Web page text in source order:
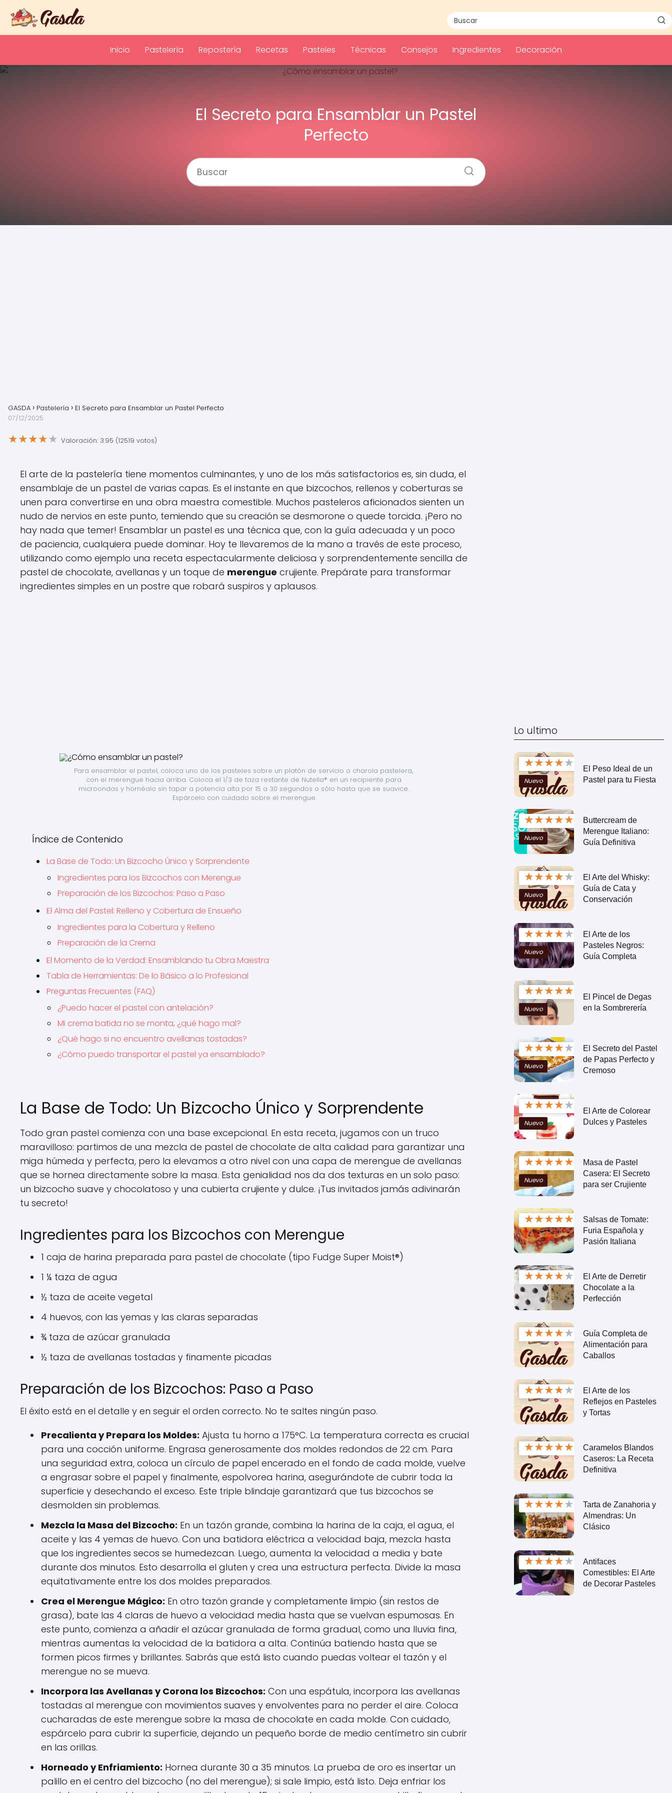
Inicio Pastelería Repostería Recetas Pasteles Técnicas Consejos Ingredientes Decoración
El Secreto para Ensamblar un Pastel
Perfecto
GASDA Pastelería
El Secreto para Ensamblar un Pastel Perfecto
07/12/2025
★★★★★ Valoración: 3.95 (12519 votos)
El arte de la pastelería tiene momentos culminantes, y uno de los más satisfactorios es, sin duda, el
ensamblaje de un pastel de varias capas. Es el instante en que bizcochos, rellenos y coberturas se
unen para convertirse en una obra maestra comestible. Muchos pasteleros aficionados sienten un
nudo de nervios en este punto, temiendo que su creación se desmorone o quede torcida. ¡Pero no
hay nada que temer! Ensamblar un pastel es una técnica que, con la guía adecuada y un poco
de paciencia, cualquiera puede dominar. Hoy te llevaremos de la mano a través de este proceso,
utilizando como ejemplo una receta espectacularmente deliciosa y sorprendentemente sencilla de
pastel de chocolate, avellanas y un toque de merengue crujiente. Prepárate para transformar
ingredientes simples en un postre que robará suspiros y aplausos.
Para ensamblar el pastel, coloca uno de los pasteles sobre un platón de servicio o charola pastelera,
con el merengue hacia arriba. Coloca el 1/3 de taza restante de Nutella® en un recipiente para
microondas y hornéalo sin tapar a potencia alta por 15 a 30 segundos o sólo hasta que se suavice.
Espárcelo con cuidado sobre el merengue.
Índice de Contenido
La Base de Todo: Un Bizcocho Único y Sorprendente
Ingredientes para los Bizcochos con Merengue
Preparación de los Bizcochos: Paso a Paso
El Alma del Pastel: Relleno y Cobertura de Ensueño
Ingredientes para la Cobertura y Relleno
Preparación de la Crema
El Momento de la Verdad: Ensamblando tu Obra Maestra
Tabla de Herramientas: De lo Básico a lo Profesional
Preguntas Frecuentes (FAQ)
¿Puedo hacer el pastel con antelación?
Mi crema batida no se monta, ¿qué hago mal?
¿Qué hago si no encuentro avellanas tostadas?
¿Cómo puedo transportar el pastel ya ensamblado?
La Base de Todo: Un Bizcocho Único y Sorprendente
Todo gran pastel comienza con una base excepcional. En esta receta, jugamos con un truco
maravilloso: partimos de una mezcla de pastel de chocolate de alta calidad para garantizar una
miga húmeda y perfecta, pero la elevamos a otro nivel con una capa de merengue de avellanas
que se hornea directamente sobre la masa. Esta genialidad nos da dos texturas en un solo paso:
un bizcocho suave y chocolatoso y una cubierta crujiente y dulce. ¡Tus invitados jamás adivinarán
tu secreto!
Ingredientes para los Bizcochos con Merengue
1 caja de harina preparada para pastel de chocolate (tipo Fudge Super Moist®)
1 ¼ taza de agua
½ taza de aceite vegetal
4 huevos, con las yemas y las claras separadas
¾ taza de azúcar granulada
½ taza de avellanas tostadas y finamente picadas
Preparación de los Bizcochos: Paso a Paso
El éxito está en el detalle y en seguir el orden correcto. No te saltes ningún paso.
Precalienta y Prepara los Moldes: Ajusta tu horno a 175°C. La temperatura correcta es crucial
para una cocción uniforme. Engrasa generosamente dos moldes redondos de 22 cm. Para
una seguridad extra, coloca un círculo de papel encerado en el fondo de cada molde, vuelve
a engrasar sobre el papel y finalmente, espolvorea harina, asegurándote de cubrir toda la
superficie y desechando el exceso. Este triple blindaje garantizará que tus bizcochos se
desmolden sin problemas.
Mezcla la Masa del Bizcocho: En un tazón grande, combina la harina de la caja, el agua, el
aceite y las 4 yemas de huevo. Con una batidora eléctrica a velocidad baja, mezcla hasta
que los ingredientes secos se humedezcan. Luego, aumenta la velocidad a media y bate
durante dos minutos. Esto desarrolla el gluten y crea una estructura perfecta. Divide la masa
equitativamente entre los dos moldes preparados.
Crea el Merengue Mágico: En otro tazón grande y completamente limpio (sin restos de
grasa), bate las 4 claras de huevo a velocidad media hasta que se vuelvan espumosas. En
este punto, comienza a añadir el azúcar granulada de forma gradual, como una lluvia fina,
mientras aumentas la velocidad de la batidora a alta. Continúa batiendo hasta que se
formen picos firmes y brillantes. Sabrás que está listo cuando puedas voltear el tazón y el
merengue no se mueva.
Incorpora las Avellanas y Corona los Bizcochos: Con una espátula, incorpora las avellanas
tostadas al merengue con movimientos suaves y envolventes para no perder el aire. Coloca
cucharadas de este merengue sobre la masa de chocolate en cada molde. Con cuidado,
espárcelo para cubrir la superficie, dejando un pequeño borde de medio centímetro sin cubrir
en las orillas.
Horneado y Enfriamiento: Hornea durante 30 a 35 minutos. La prueba de oro es insertar un
palillo en el centro del bizcocho (no del merengue); si sale limpio, está listo. Deja enfriar los
Lo ultimo
★★★★★
Nuevo
El Peso Ideal de un
Pastel para tu Fiesta
★★★★★
Nuevo
Buttercream de
Merengue Italiano:
Guía Definitiva
★★★★★
Nuevo
El Arte del Whisky:
Guía de Cata y
Conservación
★★★★★
Nuevo
El Arte de los
Pasteles Negros:
Guía Completa
★★★★★
Nuevo
El Pincel de Degas
en la Sombrerería
★★★★★
Nuevo
El Secreto del Pastel
de Papas Perfecto y
Cremoso
★★★★★
Nuevo
El Arte de Colorear
Dulces y Pasteles
★★★★★
Nuevo
Masa de Pastel
Casera: El Secreto
para ser Crujiente
★★★★★
Salsas de Tomate:
Furia Española y
Pasión Italiana
★★★★★
El Arte de Derretir
Chocolate a la
Perfección
★★★★★
Guía Completa de
Alimentación para
Caballos
★★★★★
El Arte de los
Reflejos en Pasteles
y Tortas
★★★★★
Caramelos Blandos
Caseros: La Receta
Definitiva
★★★★★
Tarta de Zanahoria y
Almendras: Un
Clásico
★★★★★
Antifaces
Comestibles: El Arte
de Decorar Pasteles